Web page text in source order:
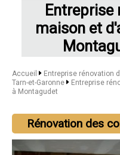
Entreprise
maison et
Accueil
Entreprise rénovation
Tarn-et-Garonne
Entreprise
à Montagudet
Rénovation des